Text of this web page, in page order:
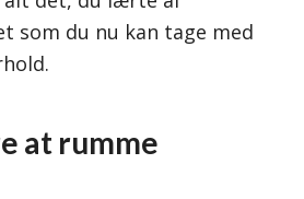
som du nu kan tage med
at rumme